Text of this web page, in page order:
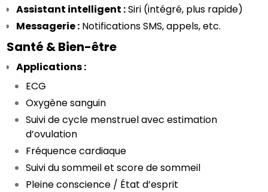
Assistant intelligent : Siri (intégré, plus rapide)
Messagerie : Notifications SMS, appels, etc.
Santé & Bien-être
Applications :
ECG
Oxygène sanguin
Suivi de cycle menstruel avec estimation
d’ovulation
Fréquence cardiaque
Suivi du sommeil et score de sommeil
Pleine conscience / État d’esprit